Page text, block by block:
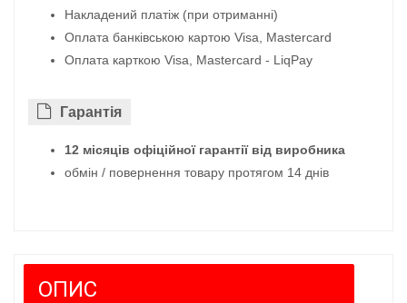
Накладений платіж (при отриманні)
Оплата банківською картою Visa, Mastercard
Оплата карткою Visa, Mastercard - LiqPay
Гарантiя
12 місяців офіційної гарантії від виробника
обмін / повернення товару протягом 14 днів
ОПИС